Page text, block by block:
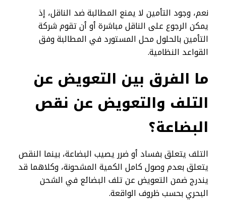
نعم، وجود التأمين لا يمنع المطالبة ضد الناقل، إذ
يمكن الرجوع على الناقل مباشرة أو أن تقوم شركة
التأمين بالحلول محل المستورد في المطالبة وفق
القواعد النظامية.
ما الفرق بين التعويض عن
التلف والتعويض عن نقص
البضاعة؟
التلف يتعلق بفساد أو ضرر يصيب البضاعة، بينما النقص
يتعلق بعدم وصول كامل الكمية المشحونة، وكلاهما قد
يندرج ضمن التعويض عن تلف البضائع في الشحن
البحري بحسب ظروف الواقعة.